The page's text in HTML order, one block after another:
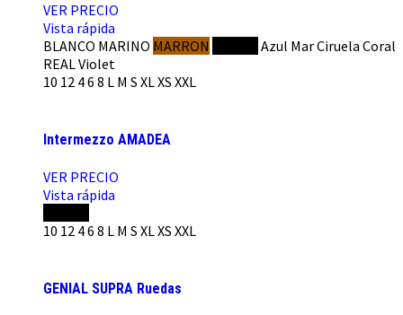
VER PRECIO
Vista rápida
BLANCO MARINO MARRON Azul MarCiruela Coral
REALViolet
10 12 46 8 L M S XLXS XXL
Intermezzo AMADEA
VER PRECIO
Vista rápida
10 12 46 8 L M S XLXS XXL
GENIAL SUPRA Ruedas